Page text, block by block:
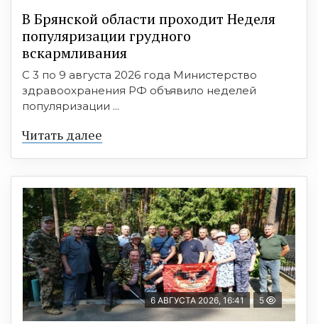
В Брянской области проходит Неделя
популяризации грудного
вскармливания
С 3 по 9 августа 2026 года Министерство
здравоохранения РФ объявило неделей
популяризации ...
Читать далее
6 АВГУСТА 2026, 16:41 5